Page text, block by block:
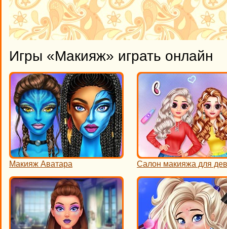
Игры «Макияж» играть онлайн
Макияж Аватара Салон макияжа для